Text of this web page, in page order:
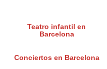
Teatro infantil en
Barcelona
Conciertos en Barcelona